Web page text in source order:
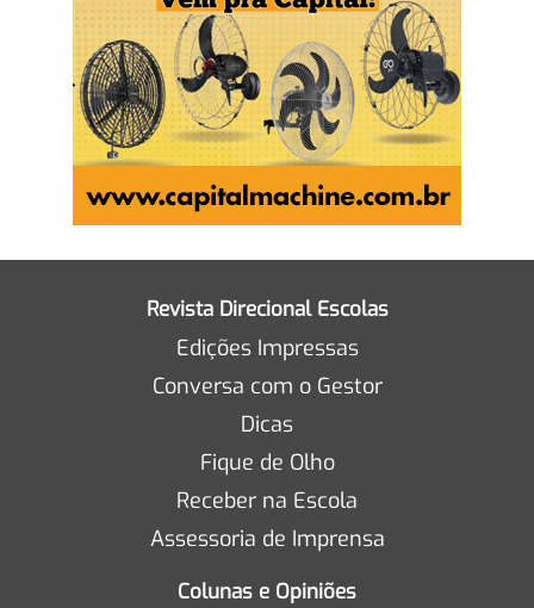
Revista Direcional Escolas
Edições Impressas
Conversa com o Gestor
Dicas
Fique de Olho
Receber na Escola
Assessoria de Imprensa
Colunas e Opiniões